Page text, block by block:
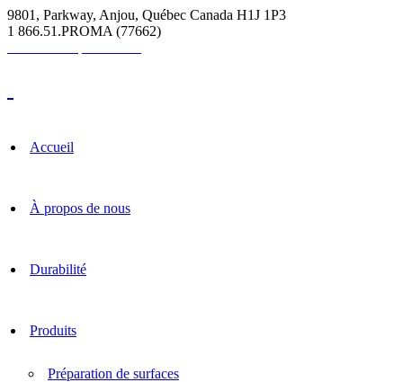
9801, Parkway, Anjou, Québec Canada H1J 1P3
1 866.51.PROMA (77662)
Accueil
À propos de nous
Durabilité
Produits
Préparation de surfaces